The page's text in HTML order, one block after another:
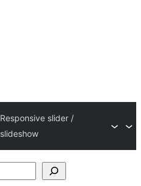
Responsive slider /
slideshow